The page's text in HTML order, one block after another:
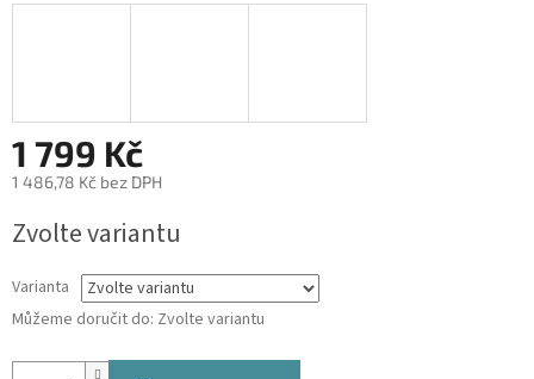
1 799 Kč
1 486,78 Kč bez DPH
cena:
Zvolte variantu
Varianta
Můžeme doručit do: Zvolte variantu